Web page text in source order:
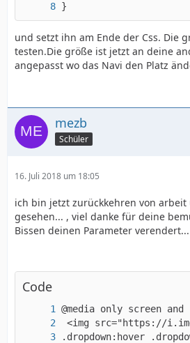
}
und setzt ihn am Ende der Css. Die
testen.Die größe ist jetzt an deine
angepasst wo das Navi den Platz
mezb
Schüler
16. Juli 2018 um 18:05
ich bin jetzt zurückkehren von arbeit
gesehen... , viel danke für deine
Bissen deinen Parameter
Code